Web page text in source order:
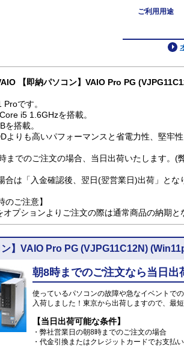
ご利用用途
【即納パソコン】VAIO Pro PG
です。
i5 1.6GHzを搭載。
搭載。
よりも高いパフォーマンスと省電力性、堅牢
までのご注文の場合、当日出荷いたします。(
合は「入金確認後、翌日(翌営業日)出荷」とな
のご注意】
オプションよりご注文の際は通常商品の納期と
】VAIO Pro PG (VJPG11C12N)
朝8時までのご注文なら当日
使っているパソコンの故障や急なイベントで
入荷しました！東京から出荷しますので、最
【当日出荷可能な条件】
・弊社営業日の朝8時までのご注文の場合
・代金引換またはクレジットカードでお支払